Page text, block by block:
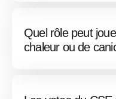
Quel rôle peut
chaleur ou de